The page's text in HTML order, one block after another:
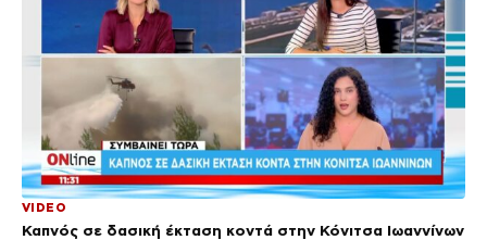
VIDEO
Καπνός σε δασική έκταση κοντά στην Κόνιτσα Ιωαννίνων